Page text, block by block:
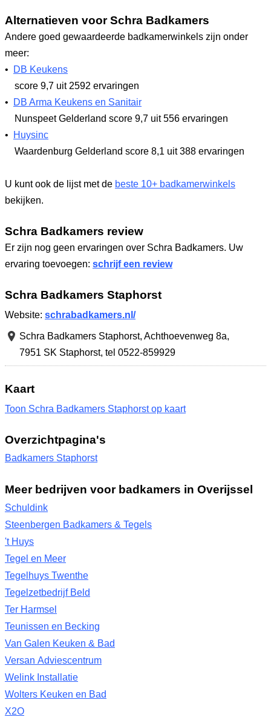
Alternatieven voor Schra Badkamers
Andere goed gewaardeerde badkamerwinkels zijn onder
meer:
•
DB Keukens
score 9,7 uit 2592 ervaringen
•
DB Arma Keukens en Sanitair
Nunspeet Gelderland score 9,7 uit 556 ervaringen
•
Huysinc
Waardenburg Gelderland score 8,1 uit 388 ervaringen
U kunt ook de lijst met de beste 10+ badkamerwinkels
bekijken.
Schra Badkamers review
Er zijn nog geen ervaringen over Schra Badkamers. Uw
ervaring toevoegen: schrijf een review
Schra Badkamers Staphorst
Website: schrabadkamers.nl/
Schra Badkamers Staphorst, Achthoevenweg 8a,
7951 SK Staphorst, tel 0522-859929
Kaart
Toon Schra Badkamers Staphorst op kaart
Overzichtpagina's
Badkamers Staphorst
Meer bedrijven voor badkamers in Overijssel
Schuldink
Steenbergen Badkamers & Tegels
't Huys
Tegel en Meer
Tegelhuys Twenthe
Tegelzetbedrijf Beld
Ter Harmsel
Teunissen en Becking
Van Galen Keuken & Bad
Versan Adviescentrum
Welink Installatie
Wolters Keuken en Bad
X2O